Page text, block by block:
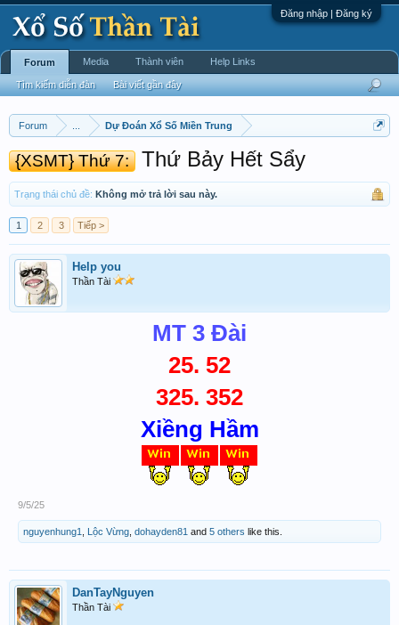
Đăng nhập | Đăng ký
Forum Dự Đoán Xổ Số Miền Trung
{XSMT} Thứ 7: Thứ Bảy Hết Sẩy
Trạng thái chủ đề: Không mở trả lời sau này.
1 2 3 Tiếp >
Help you
Thần Tài
MT 3 Đài
25. 52
325. 352
Xiềng Hầm
9/5/25
nguyenhung1 Lộc Vừng dohayden81 and 5 others like this.
DanTayNguyen
Thần Tài
Forum
Tìm kiếm diễn đàn Bài viết gần đây
Media Thành viên Help Links